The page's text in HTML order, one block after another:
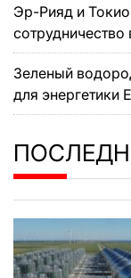
Эр-Рияд и
Зеленый
для энергетики